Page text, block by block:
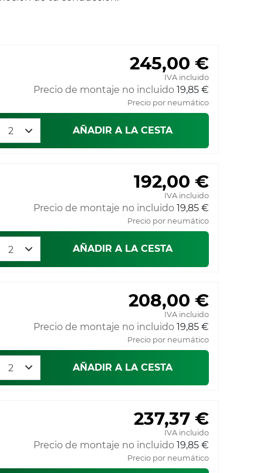
245,00 €
IVA incluido
Precio de montaje no incluido 19,85 €
Precio por neumático
AÑADIR A LA CESTA
192,00 €
IVA incluido
Precio de montaje no incluido 19,85 €
Precio por neumático
AÑADIR A LA CESTA
208,00 €
IVA incluido
Precio de montaje no incluido 19,85 €
Precio por neumático
AÑADIR A LA CESTA
237,37 €
IVA incluido
Precio de montaje no incluido 19,85 €
Precio por neumático